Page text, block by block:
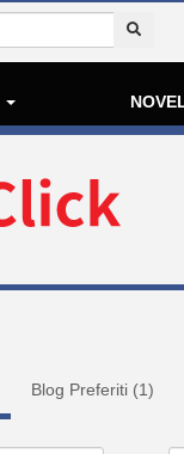
Blog Preferiti (1)